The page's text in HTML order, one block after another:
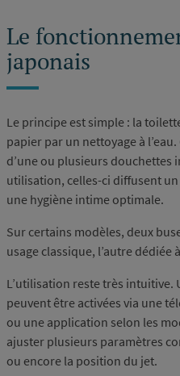
Le
japonais
Le principe est simple : la
papier par un nettoyage à
d’une ou plusieurs douchettes
utilisation, celles-ci diffusent un
une hygiène intime optimale.
Sur certains modèles, deux
usage classique, l’autre dédiée
L’utilisation reste très intuitive.
peuvent être activées via une
ou une application selon les
ajuster plusieurs paramètres
ou encore la position du jet.